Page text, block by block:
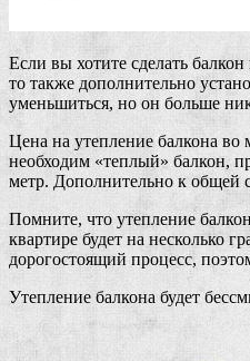
Если вы хотите сделать
то также дополнительно
уменьшиться, но он больше
Цена на утепление балкона во
необходим «теплый» балкон,
метр. Дополнительно к общей
Помните, что утепление
квартире будет на несколько
дорогостоящий процесс,
Утепление балкона будет